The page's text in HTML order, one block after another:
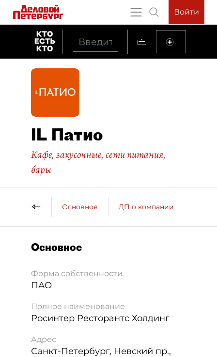
Войти
IL Патио
Кафе, закусочные, сети питания,
бары
Основное ДП о компании
Основное
Форма собственности
ПАО
Полное наименование
Росинтер Ресторантс Холдинг
Адрес
Санкт-Петербург, Невский пр.,